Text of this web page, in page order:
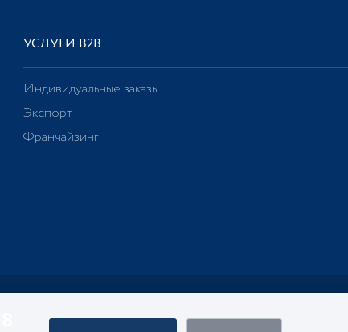
УСЛУГИ В2В
Индивидуальные заказы
Экспорт
Франчайзинг